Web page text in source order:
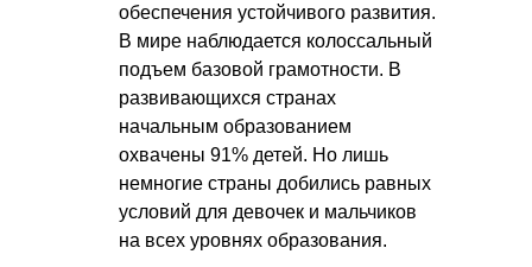
обеспечения устойчивого развития.
В мире наблюдается колоссальный
подъем базовой грамотности. В
развивающихся странах
начальным образованием
охвачены 91% детей. Но лишь
немногие страны добились равных
условий для девочек и мальчиков
на всех уровнях образования.